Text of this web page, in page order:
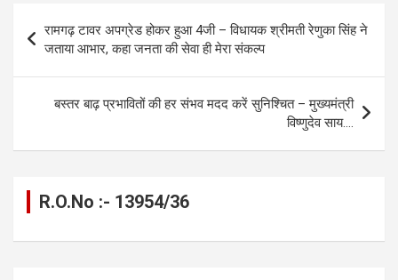
o
o
k
g
er
A
p
p
a
m
n
k
navigation
रामगढ़ टावर अपग्रेड होकर हुआ 4जी – विधायक श्रीमती रेणुका सिंह ने
जताया आभार, कहा जनता की सेवा ही मेरा संकल्प
बस्तर बाढ़ प्रभावितों की हर संभव मदद करें सुनिश्चित – मुख्यमंत्री
विष्णुदेव साय….
R.O.No :- 13954/36